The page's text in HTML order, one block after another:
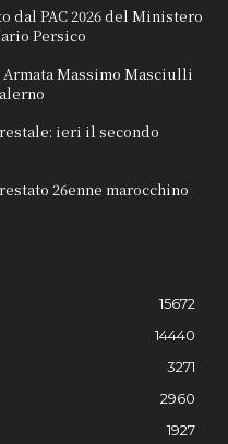
dal PAC 2026 del Ministero
Persico
Massimo Masciulli
ieri il secondo
26enne marocchino
15672
14440
3271
2960
1927